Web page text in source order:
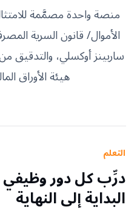
منصة واحدة مصمَّمة
الأموال/ قانون السرية
ساربينز أوكسلي، والتدقيق
هيئة الأوراق
التعلم
درِّب كل دور
البداية إلى النهاية